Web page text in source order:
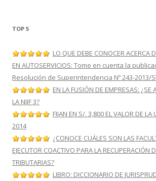
TOP 5
LO QUE DEBE CONOCER ACERCA
EN AUTOSERVICIOS: Tome en cuenta la
Resolución de Superintendencia Nº 243-2013/
EN LA FUSIÓN DE EMPRESAS: ¿SE
LA NIIF 3?
FIJAN EN S/. 3,800 EL VALOR DE LA
2014
¿CONOCE CUÁLES SON LAS
EJECUTOR COACTIVO PARA LA RECUPERACIÓN
TRIBUTARIAS?
LIBRO: DICCIONARIO DE